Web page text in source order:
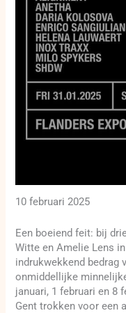
10 februari 2025
Een boeiend feit: bij
Witte en Amelie Lens
indrukwekkend bedrag
onmiddellijke
januari, 1 februari en 8
Gent trokken voor een